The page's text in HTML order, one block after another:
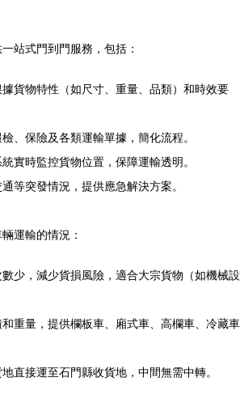
站式門到門服務，包括：
貨物特性（如尺寸、重量、品類）和時效要
、保險及各類運輸單據，簡化流程。
實時監控貨物位置，保障運輸透明。
等突發情況，提供應急解決方案。
運輸的情況：
少，減少貨損風險，適合大宗貨物（如機械設
重量，提供欄板車、廂式車、高欄車、冷藏車
直接運至石門縣收貨地，中間無需中轉。